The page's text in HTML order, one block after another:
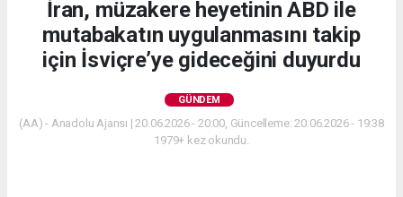
İran, müzakere heyetinin ABD ile
mutabakatın uygulanmasını takip
için İsviçre’ye gideceğini duyurdu
GÜNDEM
(AA) - Anadolu Ajansı | 20.06.2026 - 20:00, Güncelleme: 20.06.2026 - 19:38
1979+ kez okundu.